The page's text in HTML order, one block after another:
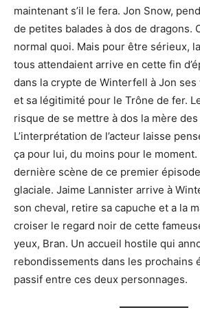
maintenant s’il le fera. Jon Snow,
de petites balades à dos de dragons.
normal quoi. Mais pour être sérieux,
tous attendaient arrive en cette fin
dans la crypte de Winterfell à Jon
et sa légitimité pour le Trône de fer.
risque de se mettre à dos la mère des
L’interprétation de l’acteur laisse
ça pour lui, du moins pour le
dernière scène de ce premier
glaciale. Jaime Lannister arrive à
son cheval, retire sa capuche et a la
croiser le regard noir de cette
yeux, Bran. Un accueil hostile qui
rebondissements dans les prochains
passif entre ces deux personnages.